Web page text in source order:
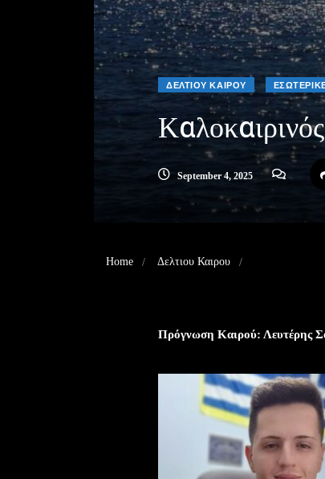
ΔΕΛΤΙΟΥ ΚΑΙΡΟΥ
September 4, 2025
Home Δελτιου Καιρου
Πρόγνωση Καιρού: Λευτέρης